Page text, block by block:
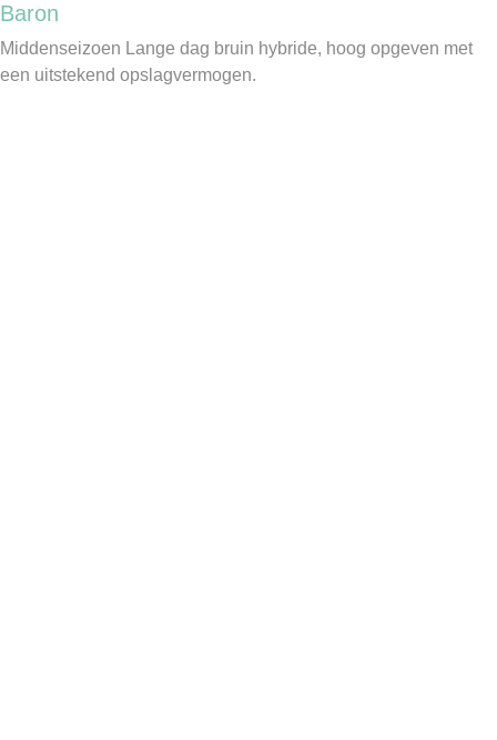
Baron
Middenseizoen Lange dag bruin hybride, hoog opgeven met
een uitstekend opslagvermogen.